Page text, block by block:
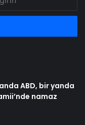
ABD, bir yanda
namaz